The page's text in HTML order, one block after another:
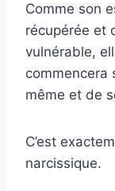
Comme son
récupérée et
vulnérable,
commencera
même et de
C’est
narcissique.